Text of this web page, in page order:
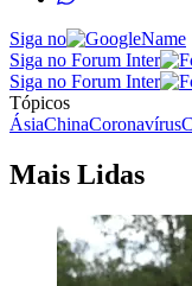
Siga no
Siga no Forum Inter
Siga no Forum Inter
Tópicos
ÁsiaChinaCoronavírus
Mais Lidas